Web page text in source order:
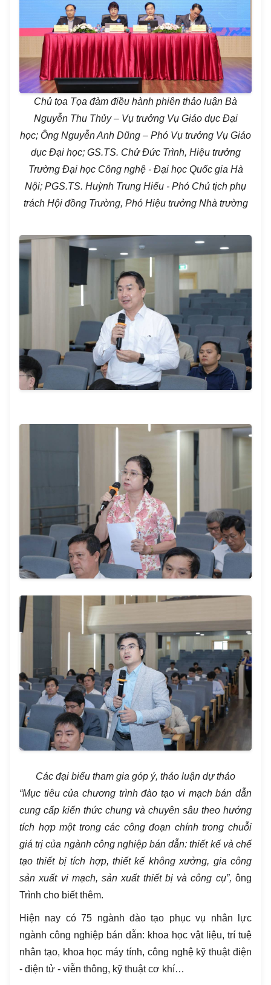
Chủ tọa Tọa đàm điều hành phiên thảo luận Bà
Nguyễn Thu Thủy – Vụ trưởng Vụ Giáo dục Đại
học; Ông Nguyễn Anh Dũng – Phó Vụ trưởng Vụ Giáo
dục Đại học; GS.TS. Chử Đức Trình, Hiệu trưởng
Trường Đại học Công nghệ - Đại học Quốc gia Hà
Nội; PGS.TS. Huỳnh Trung Hiếu - Phó Chủ tịch phụ
trách Hội đồng Trường, Phó Hiệu trưởng Nhà trường
Các đại biểu tham gia góp ý, thảo luận dự thảo
“Mục tiêu của chương trình đào tạo vi mạch bán dẫn
cung cấp kiến thức chung và chuyên sâu theo hướng
tích hợp một trong các công đoạn chính trong chuỗi
giá trị của ngành công nghiệp bán dẫn: thiết kế và chế
tạo thiết bị tích hợp, thiết kế không xưởng, gia công
sản xuất vi mạch, sản xuất thiết bị và công cụ”, ông
Trình cho biết thêm.
Hiện nay có 75 ngành đào tạo phục vụ nhân lực
ngành công nghiệp bán dẫn: khoa học vật liệu, trí tuệ
nhân tạo, khoa học máy tính, công nghệ kỹ thuật điện
- điện tử - viễn thông, kỹ thuật cơ khí…